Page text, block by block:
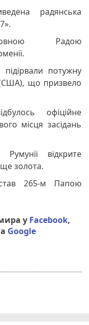
радянська
Радою
потужну
що призвело
офіційне
місця засідань
відкрите
золота.
265-м Папою
у Facebook,
Google